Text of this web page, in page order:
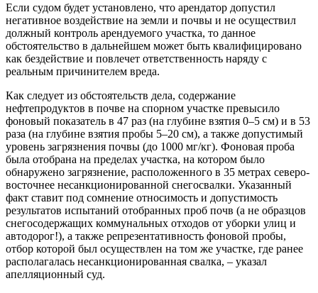
Если судом будет установлено, что арендатор допустил
негативное воздействие на земли и почвы и не осуществил
должный контроль арендуемого участка, то данное
обстоятельство в дальнейшем может быть квалифицировано
как бездействие и повлечет ответственность наряду с
реальным причинителем вреда.
Как следует из обстоятельств дела, содержание
нефтепродуктов в почве на спорном участке превысило
фоновый показатель в 47 раз (на глубине взятия 0–5 см) и в 53
раза (на глубине взятия пробы 5–20 см), а также допустимый
уровень загрязнения почвы (до 1000 мг/кг). Фоновая проба
была отобрана на пределах участка, на котором было
обнаружено загрязнение, расположенного в 35 метрах северо-
восточнее несанкционированной снегосвалки. Указанный
факт ставит под сомнение относимость и допустимость
результатов испытаний отобранных проб почв (а не образцов
снегосодержащих коммунальных отходов от уборки улиц и
автодорог!), а также репрезентативность фоновой пробы,
отбор которой был осуществлен на том же участке, где ранее
располагалась несанкционированная свалка, – указал
апелляционный суд.